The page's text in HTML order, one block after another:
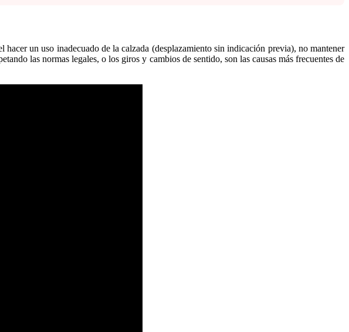
hacer un uso inadecuado de la calzada (desplazamiento sin indicación previa), no mantener
las normas legales, o los giros y cambios de sentido, son las causas más frecuentes de